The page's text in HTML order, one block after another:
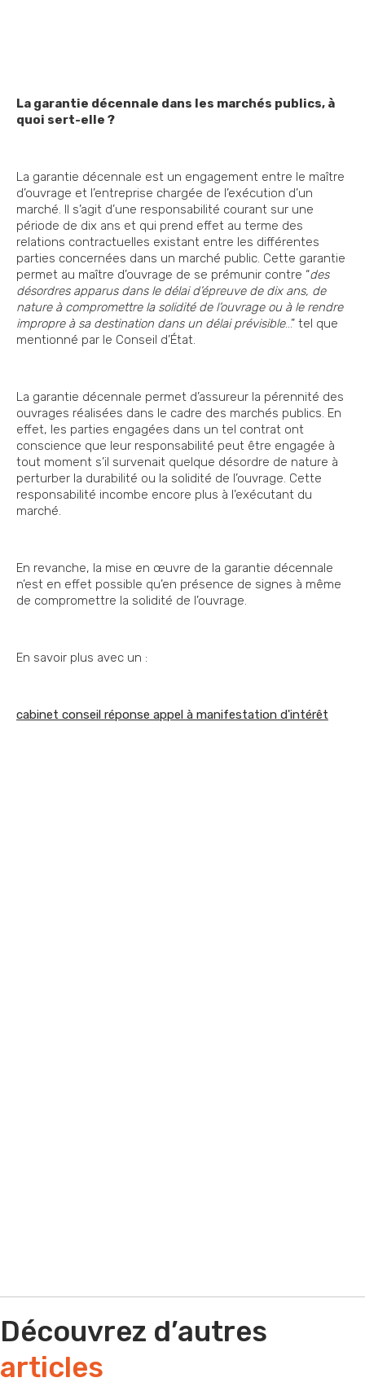
La garantie décennale dans les marchés publics, à
quoi sert-elle ?
La garantie décennale est un engagement entre le maître
d’ouvrage et l’entreprise chargée de l’exécution d’un
marché. Il s’agit d’une responsabilité courant sur une
période de dix ans et qui prend effet au terme des
relations contractuelles existant entre les différentes
parties concernées dans un marché public. Cette garantie
permet au maître d’ouvrage de se prémunir contre “des
désordres apparus dans le délai d’épreuve de dix ans, de
nature à compromettre la solidité de l’ouvrage ou à le rendre
impropre à sa destination dans un délai prévisible…” tel que
mentionné par le Conseil d’État.
La garantie décennale permet d’assureur la pérennité des
ouvrages réalisées dans le cadre des marchés publics. En
effet, les parties engagées dans un tel contrat ont
conscience que leur responsabilité peut être engagée à
tout moment s’il survenait quelque désordre de nature à
perturber la durabilité ou la solidité de l’ouvrage. Cette
responsabilité incombe encore plus à l’exécutant du
marché.
En revanche, la mise en œuvre de la garantie décennale
n’est en effet possible qu’en présence de signes à même
de compromettre la solidité de l’ouvrage.
En savoir plus avec un :
cabinet conseil réponse appel à manifestation d'intérêt
Découvrez d’autres
articles